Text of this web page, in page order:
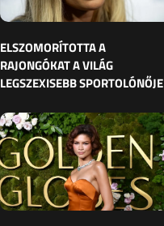
ELSZOMORÍTOTTA A
RAJONGÓKAT A VILÁG
LEGSZEXISEBB SPORTOLÓNŐJE